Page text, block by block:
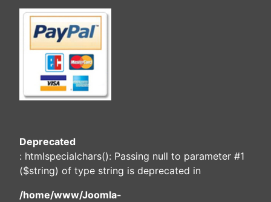
Deprecated
: htmlspecialchars(): Passing null to parameter #1
($string) of type string is deprecated in
/home/www/Joomla-